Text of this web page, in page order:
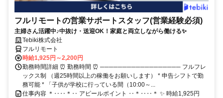
フルリモートの営業サポートスタッフ(営業経験必須)
主婦さん活躍中♪中抜け・送迎OK！家庭と両立しながら働ける✨
Tebiki株式会社
フルリモート
時給1,925円～2,200円
勤務時間詳細 ⏰ 勤務時間 ⏰ ────────────────── フルフレ
ックス制 （週25時間以上の稼働をお願いします） * 申告シフトで勤
務可能 * 「子供が学校に行っている間（10:00～...
仕事内容 ＊‥‥＊‥ アピールポイント ‥＊‥‥＊ ✨ 時給1,925円